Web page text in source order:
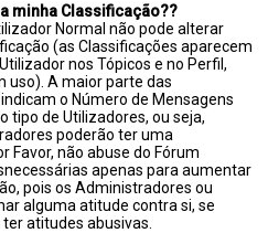
minha Classificação??
Normal não pode alterar
(as Classificações aparecem
nos Tópicos e no Perfil,
uso). A maior parte das
o Número de Mensagens
tipo de Utilizadores, ou seja,
poderão ter uma
Favor, não abuse do Fórum
apenas para aumentar
pois os Administradores ou
alguma atitude contra si, se
atitudes abusivas.